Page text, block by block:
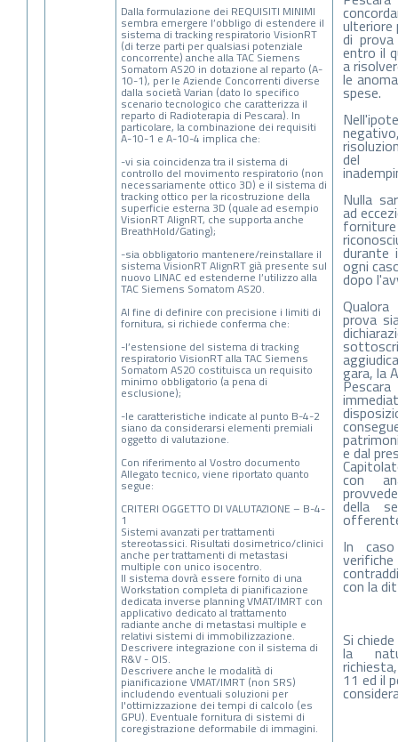
Dalla formulazione dei REQUISITI MINIMI
sembra emergere l’obbligo di estendere il
sistema di tracking respiratorio VisionRT
(di terze parti per qualsiasi potenziale
concorrente) anche alla TAC Siemens
Somatom AS20 in dotazione al reparto (A-
10-1), per le Aziende Concorrenti diverse
dalla società Varian (dato lo specifico
scenario tecnologico che caratterizza il
reparto di Radioterapia di Pescara). In
particolare, la combinazione dei requisiti
A-10-1 e A-10-4 implica che:
-vi sia coincidenza tra il sistema di
controllo del movimento respiratorio (non
necessariamente ottico 3D) e il sistema di
tracking ottico per la ricostruzione della
superficie esterna 3D (quale ad esempio
VisionRT AlignRT, che supporta anche
BreathHold/Gating);
-sia obbligatorio mantenere/reinstallare il
sistema VisionRT AlignRT già presente sul
nuovo LINAC ed estenderne l’utilizzo alla
TAC Siemens Somatom AS20.
Al fine di definire con precisione i limiti di
fornitura, si richiede conferma che:
-l’estensione del sistema di tracking
respiratorio VisionRT alla TAC Siemens
Somatom AS20 costituisca un requisito
minimo obbligatorio (a pena di
esclusione);
-le caratteristiche indicate al punto B-4-2
siano da considerarsi elementi premiali
oggetto di valutazione.
Con riferimento al Vostro documento
Allegato tecnico, viene riportato quanto
segue:
CRITERI OGGETTO DI VALUTAZIONE – B-4-
1
Sistemi avanzati per trattamenti
stereotassici. Risultati dosimetrico/clinici
anche per trattamenti di metastasi
multiple con unico isocentro.
Il sistema dovrà essere fornito di una
Workstation completa di pianificazione
dedicata inverse planning VMAT/IMRT con
applicativo dedicato al trattamento
radiante anche di metastasi multiple e
relativi sistemi di immobilizzazione.
Descrivere integrazione con il sistema di
R&V - OIS.
Descrivere anche le modalità di
pianificazione VMAT/IMRT (non SRS)
includendo eventuali soluzioni per
l'ottimizzazione dei tempi di calcolo (es
GPU). Eventuale fornitura di sistemi di
coregistrazione deformabile di immagini.
ulteriore
di
entro il
a
le
spese.
del
Nulla
ad
forniture
durante
ogni
dopo
prova
gara, la
e dal
con
della
In
con la
Si
la
11 ed il